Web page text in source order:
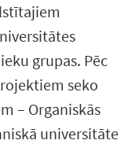
grupas. Pēc
seko
– Organiskās
universitāte